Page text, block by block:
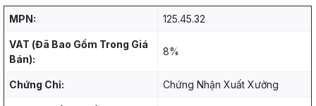
MPN: 125.45.32
VAT (Đã Bao Gồm Trong Giá
Bán):
8%
Chứng Chỉ: Chứng Nhận Xuất Xưởng